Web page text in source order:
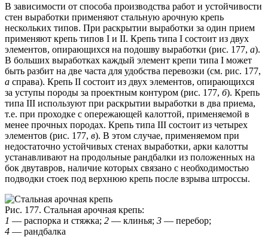
В зависимости от способа производства работ и устойчивости
стен выработки применяют стальную арочную крепь
нескольких типов. При раскрытии выработки за один прием
применяют крепь типов I и II. Крепь типа I состоит из двух
элементов, опирающихся на подошву выработки (рис. 177, а).
В больших выработках каждый элемент крепи типа I может
быть разбит на две часта для удобства перевозки (см. рис. 177,
а справа). Крепь II состоит из двух элементов, опирающихся
за уступы породы за проектным контуром (рис. 177, б). Крепь
типа III используют при раскрытии выработки в два приема,
т.е. при проходке с опережающей калоттой, применяемой в
менее прочных породах. Крепь типа III состоит из четырех
элементов (рис. 177, в). В этом случае, применяемом при
недостаточно устойчивых стенах выработки, арки калотты
устанавливают на продольные рандбалки из положенных на
бок двутавров, наличие которых связано с необходимостью
подводки стоек под верхнюю крепь после взрыва штроссы.
Рис. 177. Стальная арочная крепь:
1 — распорка и стяжка; 2 — клинья; 3 — перебор;
4 — рандбалка